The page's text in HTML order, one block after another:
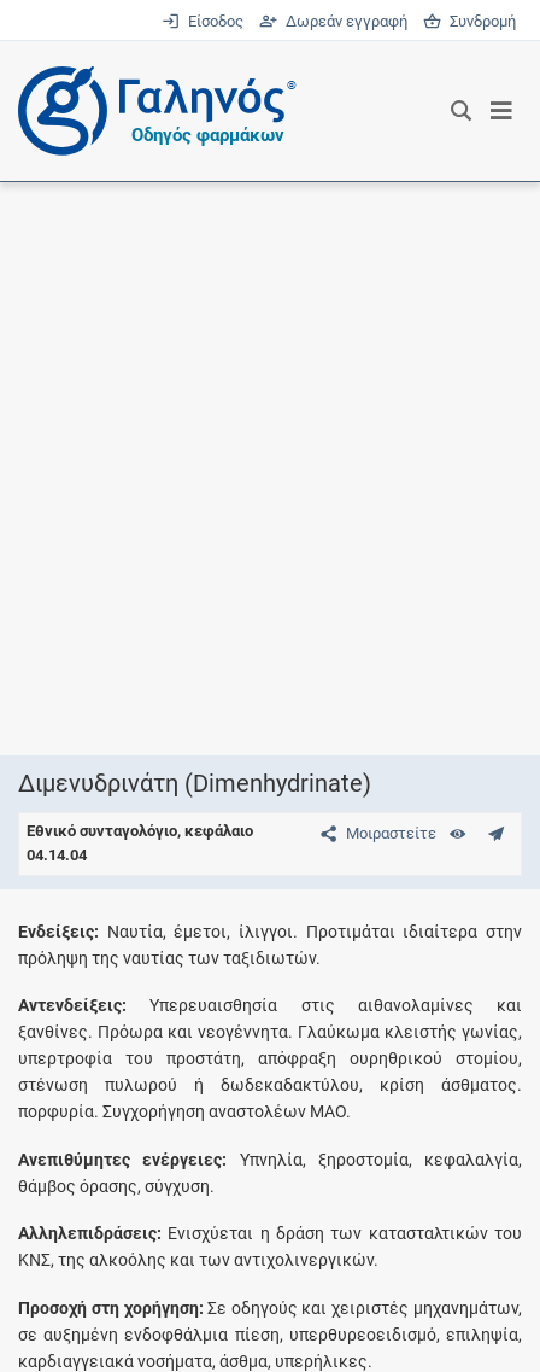
Είσοδος Δωρεάν εγγραφή Συνδρομή
®
Οδηγός φαρμάκων
Διμενυδρινάτη (Dimenhydrinate)
Μοιραστείτε
Εθνικό συνταγολόγιο, κεφάλαιο
04.14.04
Eνδείξεις: Nαυτία, έμετοι, ίλιγγοι. Προτιμάται ιδιαίτερα στην
πρόληψη της ναυτίας των ταξιδιωτών.
Aντενδείξεις: Υπερευαισθησία στις αιθανολαμίνες και
ξανθίνες. Πρόωρα και νεογέννητα. Γλαύκωμα κλειστής γωνίας,
υπερτροφία του προστάτη, απόφραξη ουρηθρικού στομίου,
στένωση πυλωρού ή δωδεκαδακτύλου, κρίση άσθματος.
πορφυρία. Συγχορήγηση αναστολέων ΜΑΟ.
Aνεπιθύμητες ενέργειες: Yπνηλία, ξηροστομία, κεφαλαλγία,
θάμβος όρασης, σύγχυση.
Aλληλεπιδράσεις: Eνισχύεται η δράση των κατασταλτικών του
ΚΝΣ, της αλκοόλης και των αντιχολινεργικών.
Προσοχή στη χορήγηση: Σε οδηγούς και χειριστές μηχανημάτων,
σε αυξημένη ενδοφθάλμια πίεση, υπερθυρεοειδισμό, επιληψία,
καρδιαγγειακά νοσήματα, άσθμα, υπερήλικες.